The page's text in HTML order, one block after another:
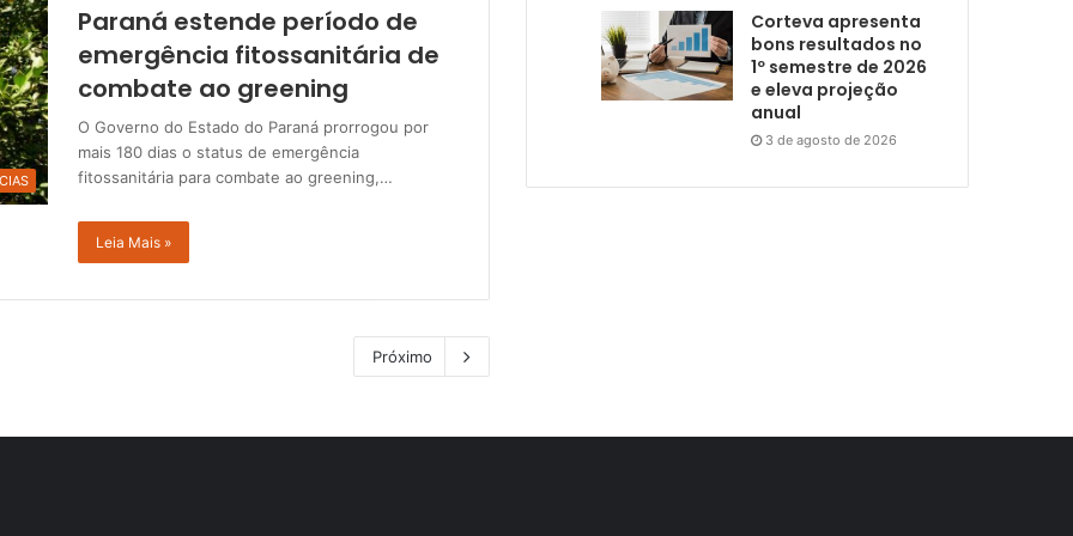
Paraná estende período de
emergência fitossanitária de
combate ao greening
O Governo do Estado do Paraná prorrogou por
mais 180 dias o status de emergência
fitossanitária para combate ao greening,…
Leia Mais »
Próximo
Corteva apresenta
bons resultados no
1º semestre de 2026
e eleva projeção
anual
3 de agosto de 2026